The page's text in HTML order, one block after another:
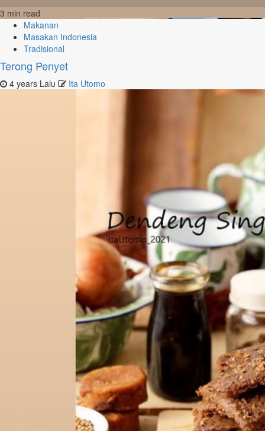
3 min read
Makanan
Masakan Indonesia
Tradisional
Terong Penyet
4 years Lalu Ita Utomo